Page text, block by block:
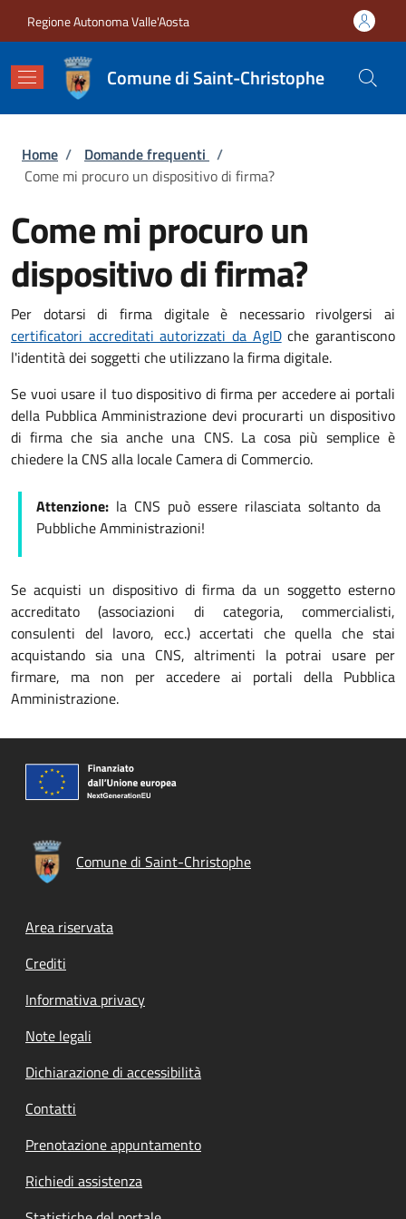
Regione Autonoma Valle'Aosta
Comune di Saint-Christophe
Briciole di pane
Home / Domande frequenti /
Come mi procuro un dispositivo di firma?
Come mi procuro un
dispositivo di firma?
Per dotarsi di firma digitale è necessario rivolgersi ai
certificatori accreditati autorizzati da AgIDche garantiscono
l'identità dei soggetti che utilizzano la firma digitale.
Se vuoi usare il tuo dispositivo di firma per accedere ai portali
della Pubblica Amministrazione devi procurarti un dispositivo
di firma che sia anche una CNS. La cosa più semplice è
chiedere la CNS alla locale Camera di Commercio.
Attenzione: la CNS può essere rilasciata soltanto da
Pubbliche Amministrazioni!
Se acquisti un dispositivo di firma da un soggetto esterno
accreditato (associazioni di categoria, commercialisti,
consulenti del lavoro, ecc.) accertati che quella che stai
acquistando sia una CNS, altrimenti la potrai usare per
firmare, ma non per accedere ai portali della Pubblica
Amministrazione.
Comune di Saint-Christophe
Footer menu
Area riservata
Crediti
Informativa privacy
Note legali
Dichiarazione di accessibilità
Contatti
Prenotazione appuntamento
Richiedi assistenza